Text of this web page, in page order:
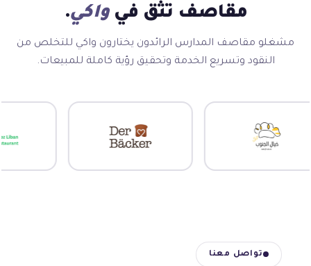
مقاصف تثق في واكي.
مشغلو مقاصف المدارس الرائدون يختارون واكي للتخلص من
النقود وتسريع الخدمة وتحقيق رؤية كاملة للمبيعات.
تواصل معنا